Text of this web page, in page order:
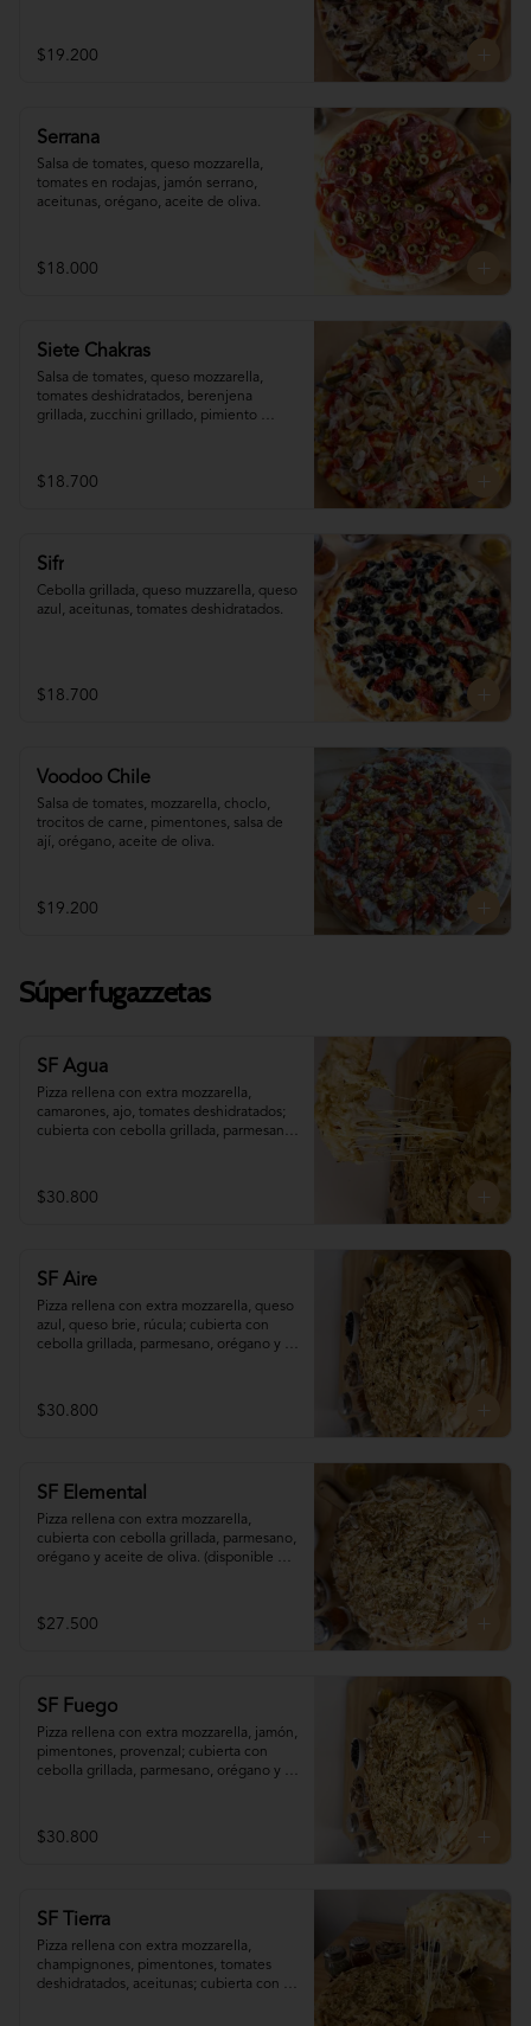
$19.200
Serrana
Salsa de tomates, queso mozzarella,
tomates en rodajas, jamón serrano,
aceitunas, orégano, aceite de oliva.
$18.000
Siete Chakras
Salsa de tomates, queso mozzarella,
tomates deshidratados, berenjena
grillada, zucchini grillado, pimiento
$18.700
Sifr
Cebolla grillada, queso muzzarella, queso
azul, aceitunas, tomates deshidratados.
$18.700
Voodoo Chile
Salsa de tomates, mozzarella, choclo,
trocitos de carne, pimentones, salsa de
ají, orégano, aceite de oliva.
$19.200
Súper fugazzetas
SF Agua
Pizza rellena con extra mozzarella,
camarones, ajo, tomates deshidratados;
cubierta con cebolla grillada, parmesano,
menos) 90 minutos de antelación)
$30.800
SF Aire
Pizza rellena con extra mozzarella, queso
azul, queso brie, rúcula; cubierta con
cebolla grillada, parmesano, orégano y
minutos de antelación)
$30.800
SF Elemental
Pizza rellena con extra mozzarella,
cubierta con cebolla grillada, parmesano,
orégano y aceite de oliva. (disponible
$27.500
SF Fuego
Pizza rellena con extra mozzarella, jamón,
pimentones, provenzal; cubierta con
cebolla grillada, parmesano, orégano y
minutos de antelación)
$30.800
SF Tierra
Pizza rellena con extra mozzarella,
champignones, pimentones, tomates
deshidratados, aceitunas; cubierta con